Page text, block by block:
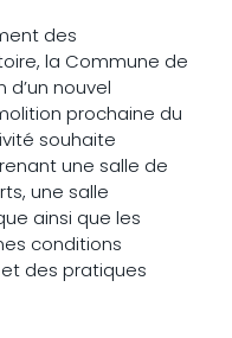
des
la Commune de
nouvel
prochaine du
souhaite
une salle de
une salle
ainsi que les
conditions
des pratiques